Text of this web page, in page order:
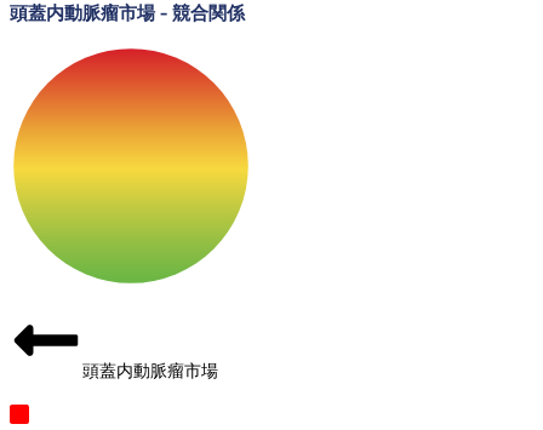
頭蓋内動脈瘤市場- 競合関係
頭蓋内動脈瘤市場